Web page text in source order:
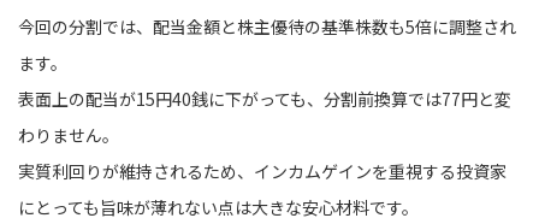
今回の分割では、配当金額と株主優待の基準株数も5倍に調整され
ます。
表面上の配当が15円40銭に下がっても、分割前換算では77円と変
わりません。
実質利回りが維持されるため、インカムゲインを重視する投資家
にとっても旨味が薄れない点は大きな安心材料です。